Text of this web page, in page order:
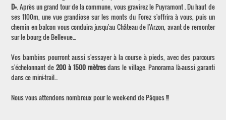
D+. Après un grand tour de la commune, vous gravirez le Puyramont . Du haut de
ses 1100m, une vue grandiose sur les monts du Forez s'offrira à vous, puis un
chemin en balcon vous conduira jusqu'au Château de l'Arzon, avant de remonter
sur le bourg de Bellevue...
Vos bambins pourront aussi s'essayer à la course à pieds, avec des parcours
s'échelonnant de200 à 1500 mètresdans le village. Panorama là-aussi garanti
dans ce mini-trail...
Nous vous attendons nombreux pour le week-end de Pâques !!!